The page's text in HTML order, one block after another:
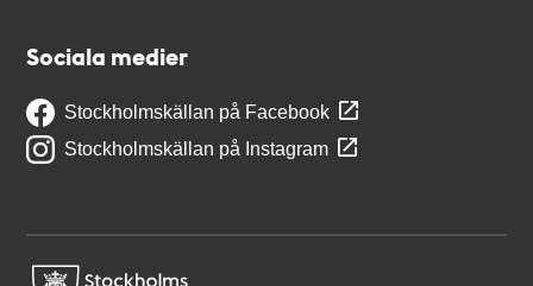
Sociala medier
Stockholmskällan på Facebook
Stockholmskällan på Instagram